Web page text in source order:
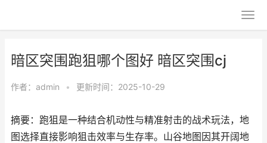
暗区突围跑狙哪个图好 暗区突围cj
作者： admin • 更新时间：2025-10-29
摘要：跑狙是一种结合机动性与精准射击的战术玩法，地
图选择直接影响狙击效率与生存率。山谷地图因其开阔地